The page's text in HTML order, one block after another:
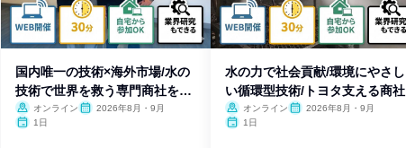
国内唯一の技術×海外市場/水の
技術で世界を救う専門商社を知
る
オンライン
2026年8月・9月
1日
水の力で社会貢献/環境にやさし
い循環型技術/トヨタ支える商社
オンライン
2026年8月・9月
1日